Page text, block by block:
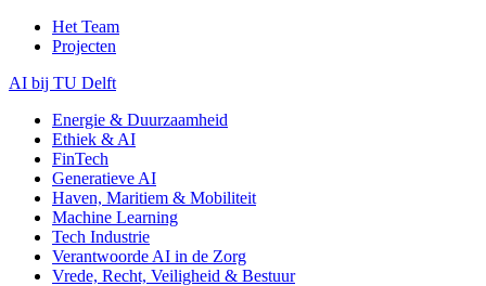
Het Team
Projecten
AI bij TU Delft
Energie & Duurzaamheid
Ethiek & AI
FinTech
Generatieve AI
Haven, Maritiem & Mobiliteit
Machine Learning
Tech Industrie
Verantwoorde AI in de Zorg
Vrede, Recht, Veiligheid & Bestuur